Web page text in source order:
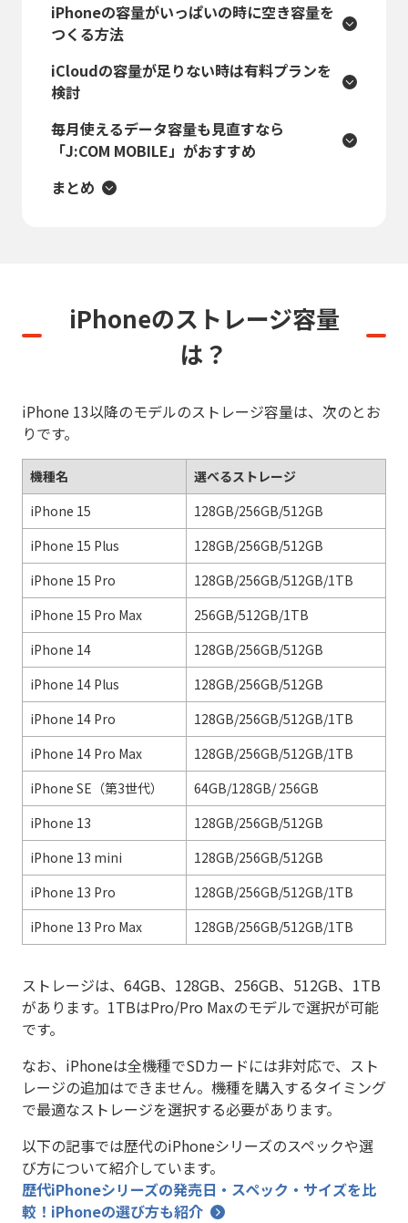
iPhoneの容量がいっぱいの時に空き容量を
つくる方法
iCloudの容量が足りない時は有料プランを
検討
毎月使えるデータ容量も見直すなら
「J:COM MOBILE」がおすすめ
まとめ
iPhoneのストレージ容量
は？
iPhone 13以降のモデルのストレージ容量は、次のとお
りです。
機種名
選べるストレージ
iPhone 15
128GB/256GB/512GB
iPhone 15 Plus
128GB/256GB/512GB
iPhone 15 Pro
128GB/256GB/512GB/1TB
iPhone 15 Pro Max
256GB/512GB/1TB
iPhone 14
128GB/256GB/512GB
iPhone 14 Plus
128GB/256GB/512GB
iPhone 14 Pro
128GB/256GB/512GB/1TB
iPhone 14 Pro Max
128GB/256GB/512GB/1TB
iPhone SE（第3世代）
64GB/128GB/ 256GB
iPhone 13
128GB/256GB/512GB
iPhone 13 mini
128GB/256GB/512GB
iPhone 13 Pro
128GB/256GB/512GB/1TB
iPhone 13 Pro Max
128GB/256GB/512GB/1TB
ストレージは、64GB、128GB、256GB、512GB、1TB
があります。1TBはPro/Pro Maxのモデルで選択が可能
です。
なお、iPhoneは全機種でSDカードには非対応で、スト
レージの追加はできません。機種を購入するタイミング
で最適なストレージを選択する必要があります。
以下の記事では歴代のiPhoneシリーズのスペックや選
び方について紹介しています。
歴代iPhoneシリーズの発売日・スペック・サイズを比
較！iPhoneの選び方も紹介